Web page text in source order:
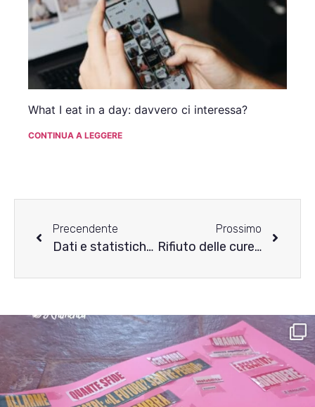
What I eat in a day: davvero ci interessa?
CONTINUA A LEGGERE
Precendente
Dati e statistiche del 2024 sui disturbi alimentari
Prossimo
Rifiuto delle cure per i DCA: cosa possono fare i cari?